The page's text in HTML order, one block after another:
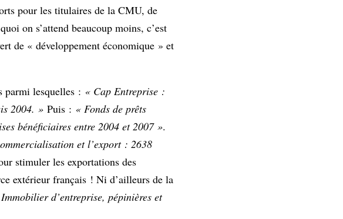
pour les titulaires de la CMU, de
on s’attend beaucoup moins, c’est
de « développement économique » et
parmi lesquelles : « Cap Entreprise :
2004. » Puis : « Fonds de prêts
bénéficiaires entre 2004 et 2007 ».
et l’export : 2638
stimuler les exportations des
extérieur français ! Ni d’ailleurs de la
d’entreprise, pépinières et